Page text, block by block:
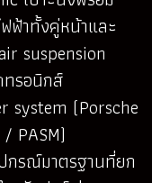
ฟ้าทั้งคู่หน้าและ
suspension
ทรอนิกส์
system (Porsche
/ PASM)
กรณ์มาตรฐานที่ยก